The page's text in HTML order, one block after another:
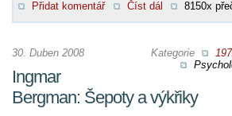
Přidat komentář Číst dál 8150x
Kategorie
30. Duben 2008
Ingmar
Bergman: Šepoty a výkřiky